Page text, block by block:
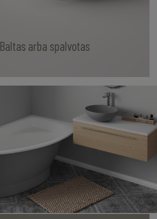
Baltas arba spalvotas